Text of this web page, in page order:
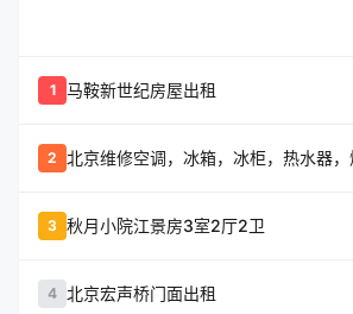
1 马鞍新世纪房屋出租
2 北京维修空调，冰箱，冰柜，热水器，
3 秋月小院江景房3室2厅2卫
4 北京宏声桥门面出租